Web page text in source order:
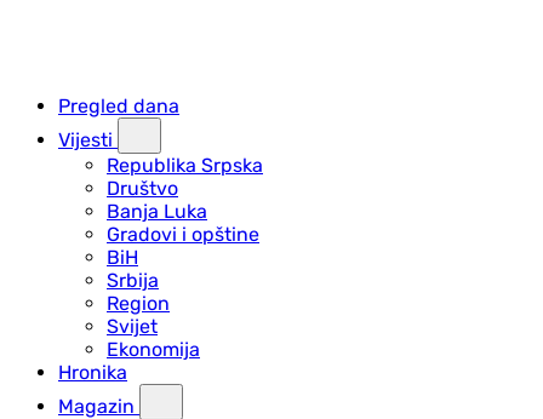
Pregled dana
Vijesti
Republika Srpska
Društvo
Banja Luka
Gradovi i opštine
BiH
Srbija
Region
Svijet
Ekonomija
Hronika
Magazin